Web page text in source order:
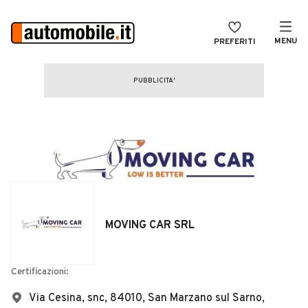
PREFERITI MENU
CERCA
Auto Nuove
Auto d'epocaMOVING CAR SRL
Certificazioni:
Via Cesina, snc, 84010, San Marzano sul Sarno,